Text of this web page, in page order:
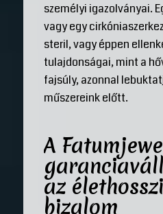
személyi igazolványai.
vagy egy
steril, vagy éppen
tulajdonságai, mint a
fajsúly, azonnal
műszereink előtt.
A
az
bizalom